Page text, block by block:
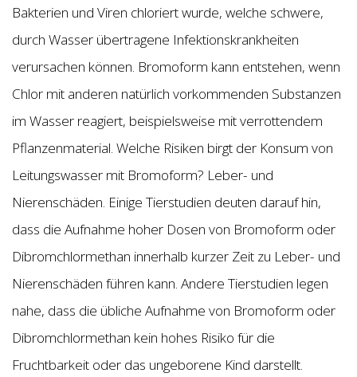
Bakterien und Viren chloriert wurde, welche schwere,
durch Wasser übertragene Infektionskrankheiten
verursachen können. Bromoform kann entstehen, wenn
Chlor mit anderen natürlich vorkommenden Substanzen
im Wasser reagiert, beispielsweise mit verrottendem
Pflanzenmaterial. Welche Risiken birgt der Konsum von
Leitungswasser mit Bromoform? Leber- und
Nierenschäden. Einige Tierstudien deuten darauf hin,
dass die Aufnahme hoher Dosen von Bromoform oder
Dibromchlormethan innerhalb kurzer Zeit zu Leber- und
Nierenschäden führen kann. Andere Tierstudien legen
nahe, dass die übliche Aufnahme von Bromoform oder
Dibromchlormethan kein hohes Risiko für die
Fruchtbarkeit oder das ungeborene Kind darstellt.